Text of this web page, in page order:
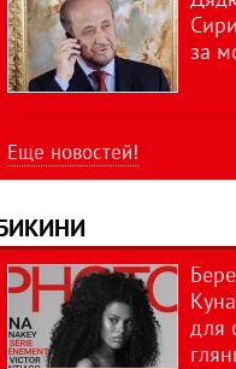
за
Еще новостей!
для